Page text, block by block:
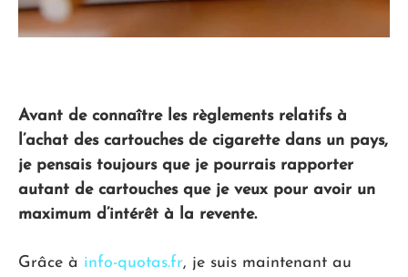
Avant de connaître les règlements relatifs à
l’achat des cartouches de cigarette dans un pays,
je pensais toujours que je pourrais rapporter
autant de cartouches que je veux pour avoir un
maximum d’intérêt à la revente.
Grâce à info-quotas.fr, je suis maintenant au